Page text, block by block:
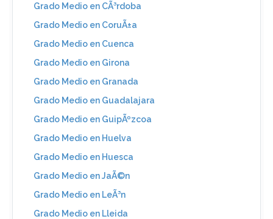
Grado Medio en CÃ³rdoba
Grado Medio en CoruÃ±a
Grado Medio en Cuenca
Grado Medio en Girona
Grado Medio en Granada
Grado Medio en Guadalajara
Grado Medio en GuipÃºzcoa
Grado Medio en Huelva
Grado Medio en Huesca
Grado Medio en JaÃ©n
Grado Medio en LeÃ³n
Grado Medio en Lleida